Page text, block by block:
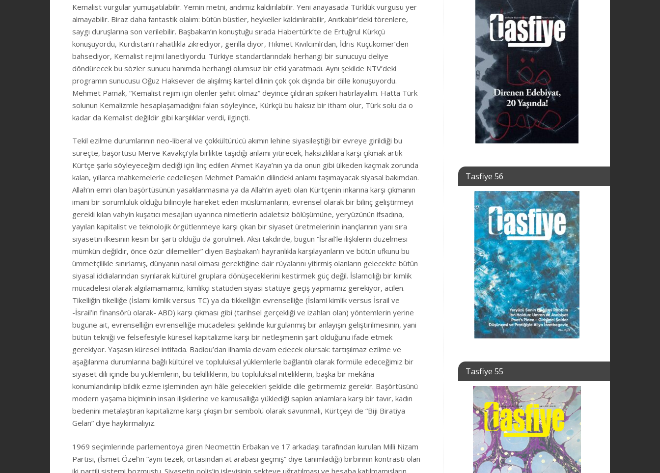
Kemalist vurgular yumuşatılabilir. Yemin metni, andımız kaldırılabilir. Yeni anayasada Türklük vurgusu yer
almayabilir. Biraz daha fantastik olalım: bütün büstler, heykeller kaldırılırabilir, Anıtkabir’deki törenlere,
saygı duruşlarına son verilebilir. Başbakan’ın konuştuğu sırada Habertürk’te de Ertuğrul Kürkçü
konuşuyordu, Kürdistan’ı rahatlıkla zikrediyor, gerilla diyor, Hikmet Kıvılcımlı’dan, İdris Küçükömer’den
bahsediyor, Kemalist rejimi lanetliyordu. Türkiye standartlarındaki herhangi bir sunucuyu deliye
döndürecek bu sözler sunucu hanımda herhangi olumsuz bir etki yaratmadı. Aynı şekilde NTV’deki
programın sunucusu Oğuz Haksever de alışılmış kartel dilinin çok çok dışında bir dille konuşuyordu.
Mehmet Pamak, “Kemalist rejim için ölenler şehit olmaz” deyince çıldıran spikeri hatırlayalım. Hatta Türk
solunun Kemalizmle hesaplaşamadığını falan söyleyince, Kürkçü bu haksız bir itham olur, Türk solu da o
kadar da Kemalist değildir gibi karşılıklar verdi, ilginçti.
Tekil ezilme durumlarının neo-liberal ve çokkültürücü akımın lehine siyasileştiği bir evreye girildiği bu
süreçte, başörtüsü Merve Kavakçı’yla birlikte taşıdığı anlamı yitirecek, haksızlıklara karşı çıkmak artık
Kürtçe şarkı söyleyeceğim dediği için linç edilen Ahmet Kaya’nın ya da onun gibi ülkeden kaçmak zorunda
kalan, yıllarca mahkemelerle cedelleşen Mehmet Pamak’ın dilindeki anlamı taşımayacak siyasal bakımdan.
Allah’ın emri olan başörtüsünün yasaklanmasına ya da Allah’ın ayeti olan Kürtçenin inkarına karşı çıkmanın
imani bir sorumluluk olduğu bilinciyle hareket eden müslümanların, evrensel olarak bir bilinç geliştirmeyi
gerekli kılan vahyin kuşatıcı mesajları uyarınca nimetlerin adaletsiz bölüşümüne, yeryüzünün ifsadına,
yayılan kapitalist ve teknolojik örgütlenmeye karşı çıkan bir siyaset üretmelerinin inançlarının yanı sıra
siyasetin ilkesinin kesin bir şartı olduğu da görülmeli. Aksi takdirde, bugün “İsrail’le ilişkilerin düzelmesi
mümkün değildir, önce özür dilemeliler” diyen Başbakan’ı hayranlıkla karşılayanların ve bütün ufkunu bu
ümmetçilikle sınırlamış, dünyanın nasıl olması gerektiğine dair rüyalarını yitirmiş olanların gelecekte bütün
siyasal iddialarından sıyrılarak kültürel gruplara dönüşeceklerini kestirmek güç değil. İslamcılığı bir kimlik
mücadelesi olarak algılamamamız, kimlikçi statüden siyasi statüye geçiş yapmamız gerekiyor, acilen.
Tikelliğin tikelliğe (İslami kimlik versus TC) ya da tikkelliğin evrenselliğe (İslami kimlik versus İsrail ve
-İsrail’in finansörü olarak- ABD) karşı çıkması gibi (tarihsel gerçekliği ve izahları olan) yöntemlerin yerine
bugüne ait, evrenselliğin evrenselliğe mücadelesi şeklinde kurgulanmış bir anlayışın geliştirilmesinin, yani
bütün tekniği ve felsefesiyle küresel kapitalizme karşı bir netleşmenin şart olduğunu ifade etmek
gerekiyor. Yaşasın küresel intifada. Badiou’dan ilhamla devam edecek olursak: tartışılmaz ezilme ve
aşağılanma durumlarına bağlı kültürel ve topluluksal yüklemlerle bağlantılı olarak formüle edeceğimiz bir
siyaset dili içinde bu yüklemlerin, bu tekilliklerin, bu topluluksal niteliklerin, başka bir mekâna
konumlandırılıp bildik ezme işleminden ayrı hâle gelecekleri şekilde dile getirmemiz gerekir. Başörtüsünü
modern yaşama biçiminin insan ilişkilerine ve kamusallığa yüklediği sapkın anlamlara karşı bir tavır, kadın
bedenini metalaştıran kapitalizme karşı çıkışın bir sembolü olarak savunmalı, Kürtçeyi de “Biji Biratiya
Gelan” diye haykırmalıyız.
1969 seçimlerinde parlementoya giren Necmettin Erbakan ve 17 arkadaşı tarafından kurulan Milli Nizam
Partisi, (İsmet Özel’in “aynı tezek, ortasından at arabası geçmiş” diye tanımladığı) birbirinin kontrastı olan
iki partili sistemi bozmuştu. Siyasetin polis’in işleyişinin sekteye uğratılması ve hesaba katılmamışların
Tasfiye 56
Tasfiye 55